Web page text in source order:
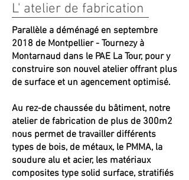
L' atelier de fabrication
Parallèle a déménagé en septembre
2018 de Montpellier - Tournezy à
Montarnaud dans le PAE La Tour, pour y
construire son nouvel atelier offrant plus
de surface et un agencement optimisé.
Au rez-de chaussée du bâtiment, notre
atelier de fabrication de plus de 300m2
nous permet de travailler différents
types de bois, de métaux, le PMMA, la
soudure alu et acier, les matériaux
composites type solid surface, stratifiés